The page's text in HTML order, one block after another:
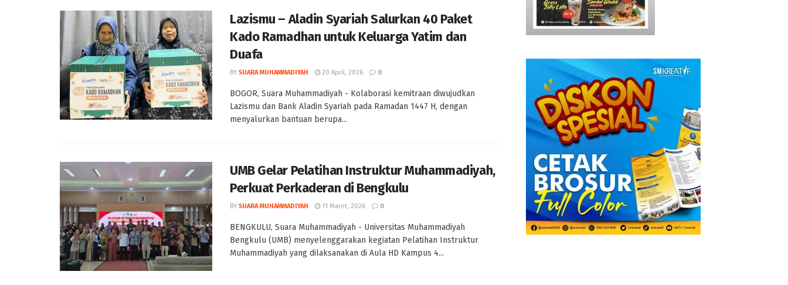
Lazismu – Aladin Syariah Salurkan 40 Paket
Kado Ramadhan untuk Keluarga Yatim dan
Duafa
BY SUARA MUHAMMADIYAH 20 April, 2026 0
BOGOR, Suara Muhammadiyah - Kolaborasi kemitraan diwujudkan
Lazismu dan Bank Aladin Syariah pada Ramadan 1447 H, dengan
menyalurkan bantuan berupa...
UMB Gelar Pelatihan Instruktur Muhammadiyah,
Perkuat Perkaderan di Bengkulu
BY SUARA MUHAMMADIYAH 11 Maret, 2026 0
BENGKULU, Suara Muhammadiyah - Universitas Muhammadiyah
Bengkulu (UMB) menyelenggarakan kegiatan Pelatihan Instruktur
Muhammadiyah yang dilaksanakan di Aula HD Kampus 4...